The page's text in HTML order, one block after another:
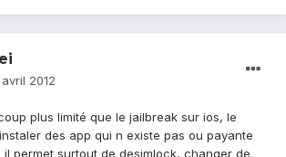
2012
plus limité que le jailbreak sur ios, le
des app qui n existe pas ou payante
il permet surtout de desimlock, changer de